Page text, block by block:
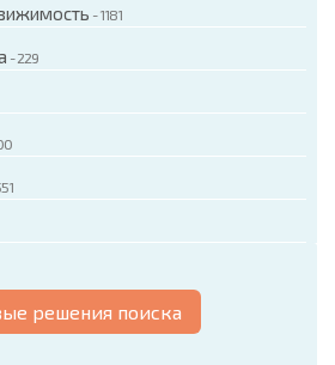
- 1181
- 229
решения поиска